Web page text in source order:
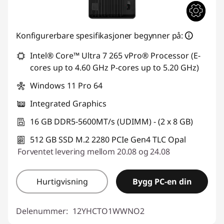
Konfigurerbare spesifikasjoner begynner på:
Intel® Core™ Ultra 7 265 vPro® Processor (E-
cores up to 4.60 GHz P-cores up to 5.20 GHz)
Windows 11 Pro 64
Integrated Graphics
16 GB DDR5-5600MT/s (UDIMM) - (2 x 8 GB)
512 GB SSD M.2 2280 PCIe Gen4 TLC Opal
Forventet levering mellom 20.08 og 24.08
Hurtigvisning Bygg PC-en din
Delenummer: 12YHCTO1WWNO2